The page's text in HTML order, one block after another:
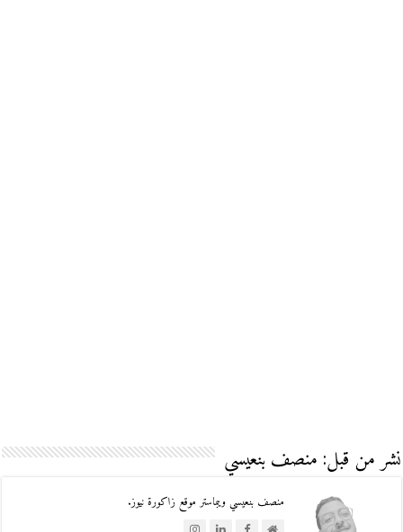
نشر من قبل: منصف بنعيسي
منصف بنعيسي ويبماستر موقع زاكورة نيوز.